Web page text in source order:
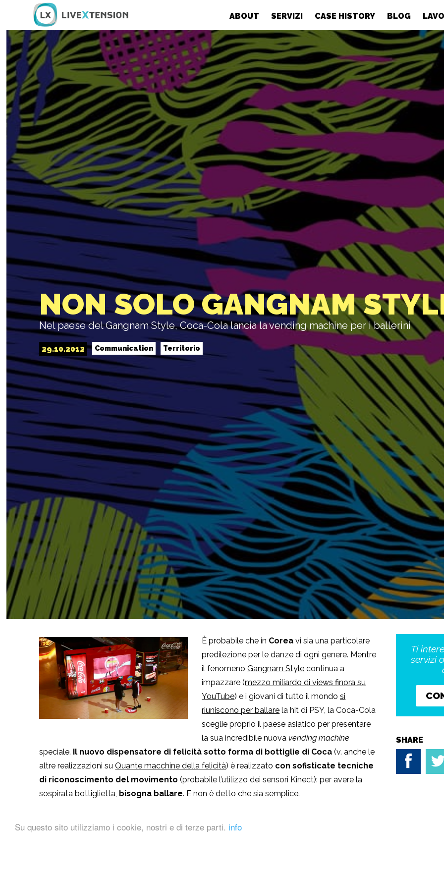
Su questo sito utilizziamo i cookie, nostri e di terze parti. info
ABOUT SERVIZI CASE HISTORY BLOG
NON SOLO GANGNAM
Nel paese del Gangnam Style, Coca-Cola lancia la vending machine per i ballerini
29.10.2012 Communication Territorio
È probabile che in Corea vi sia una particolare
predilezione per le danze di ogni genere. Mentre
il fenomenoGangnam Style continua a
impazzare (mezzo miliardo di views finora su
YouTube) e i giovani di tutto il mondosi
riuniscono per ballare la hit di PSY, la Coca-Cola
sceglie proprio il paese asiatico per presentare
la sua incredibile nuova vending machine
speciale. Il nuovo dispensatore di felicità sotto forma di bottiglie di Coca (v. anche le
altre realizzazioni suQuante macchine della felicità) è realizzato con sofisticate tecniche
di riconoscimento del movimento(probabile l’utilizzo dei sensori Kinect): per avere la
sospirata bottiglietta, bisogna ballare. E non è detto che sia semplice.
Ti
servizi
SHARE